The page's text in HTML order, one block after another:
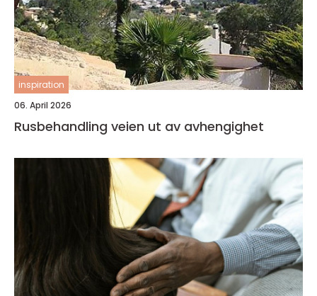
inspiration
06. April 2026
Rusbehandling veien ut av avhengighet